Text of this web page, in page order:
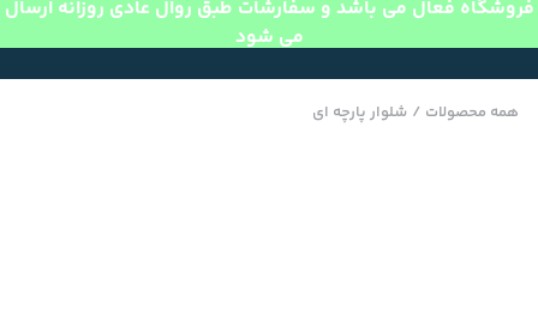
فروشگاه فعال می باشد و سفارشات طبق روال عادی روزانه ارسال
می شود
همه محصولات / شلوار پارچه ای